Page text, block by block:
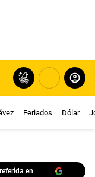
Feriados Dólar
en